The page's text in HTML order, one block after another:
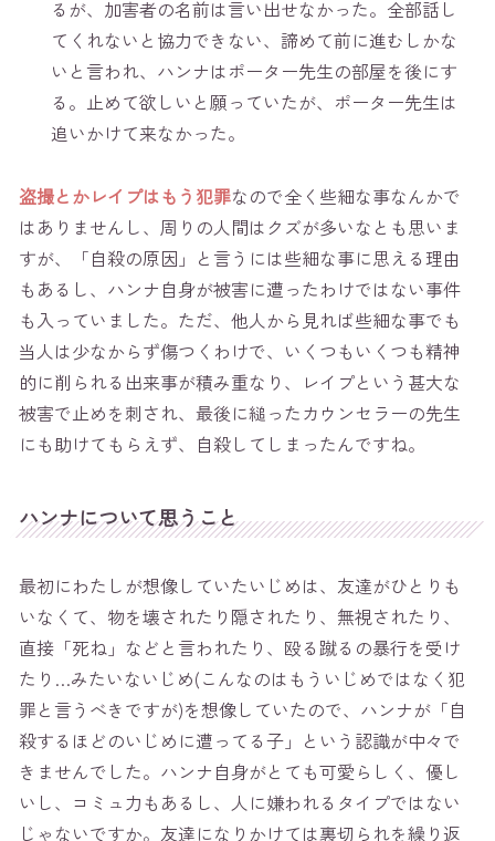
るが、加害者の名前は言い出せなかった。全部話し
てくれないと協力できない、諦めて前に進むしかな
いと言われ、ハンナはポーター先生の部屋を後にす
る。止めて欲しいと願っていたが、ポーター先生は
追いかけて来なかった。
盗撮とかレイプはもう犯罪なので全く些細な事なんかで
はありませんし、周りの人間はクズが多いなとも思いま
すが、「自殺の原因」と言うには些細な事に思える理由
もあるし、ハンナ自身が被害に遭ったわけではない事件
も入っていました。ただ、他人から見れば些細な事でも
当人は少なからず傷つくわけで、いくつもいくつも精神
的に削られる出来事が積み重なり、レイプという甚大な
被害で止めを刺され、最後に縋ったカウンセラーの先生
にも助けてもらえず、自殺してしまったんですね。
ハンナについて思うこと
最初にわたしが想像していたいじめは、友達がひとりも
いなくて、物を壊されたり隠されたり、無視されたり、
直接「死ね」などと言われたり、殴る蹴るの暴行を受け
たり…みたいないじめ(こんなのはもういじめではなく犯
罪と言うべきですが)を想像していたので、ハンナが「自
殺するほどのいじめに遭ってる子」という認識が中々で
きませんでした。ハンナ自身がとても可愛らしく、優し
いし、コミュ力もあるし、人に嫌われるタイプではない
じゃないですか。友達になりかけては裏切られを繰り返